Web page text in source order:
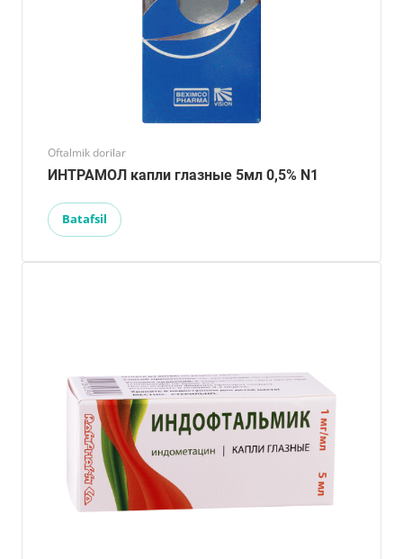
Oftalmik dorilar
ИНТРАМОЛ капли глазные 5мл 0,5% N1
Batafsil